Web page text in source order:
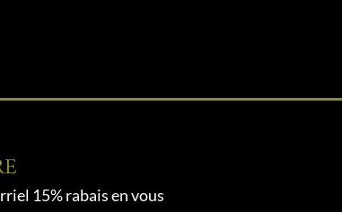
15% rabais en vous